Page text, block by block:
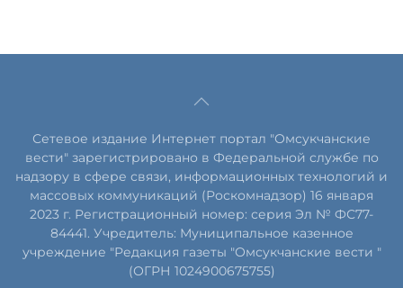
Сетевое издание Интернет портал "Омсукчанские
вести" зарегистрировано в Федеральной службе по
надзору в сфере связи, информационных технологий и
массовых коммуникаций (Роскомнадзор) 16 января
2023 г. Регистрационный номер: серия Эл № ФС77-
84441. Учредитель: Муниципальное казенное
учреждение "Редакция газеты "Омсукчанские вести "
(ОГРН 1024900675755)